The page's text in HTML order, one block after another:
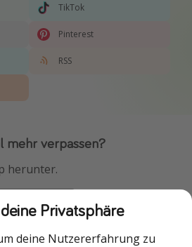
TikTok
Pinterest
RSS
mehr verpassen?
herunter.
der HolidayPirates Group
Privatsphäre
deine Nutzererfahrung zu